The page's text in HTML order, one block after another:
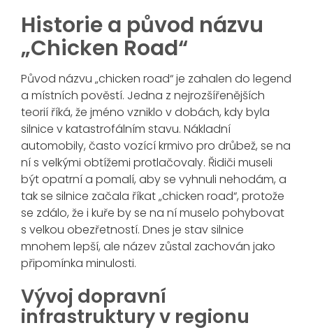
Historie a původ názvu
„Chicken Road“
Původ názvu „chicken road“ je zahalen do legend
a místních pověstí. Jedna z nejrozšířenějších
teorií říká, že jméno vzniklo v dobách, kdy byla
silnice v katastrofálním stavu. Nákladní
automobily, často vozící krmivo pro drůbež, se na
ní s velkými obtížemi protlačovaly. Řidiči museli
být opatrní a pomalí, aby se vyhnuli nehodám, a
tak se silnice začala říkat „chicken road“, protože
se zdálo, že i kuře by se na ní muselo pohybovat
s velkou obezřetností. Dnes je stav silnice
mnohem lepší, ale název zůstal zachován jako
připomínka minulosti.
Vývoj dopravní
infrastruktury v regionu